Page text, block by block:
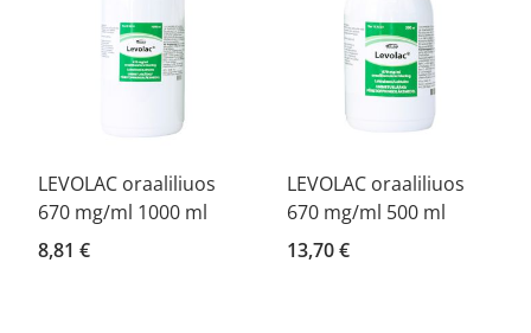
LEVOLAC oraaliliuos
670 mg/ml 1000 ml
8,81 €
LEVOLAC oraaliliuos
670 mg/ml 500 ml
13,70 €